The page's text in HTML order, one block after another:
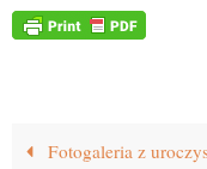
Fotogaleria z